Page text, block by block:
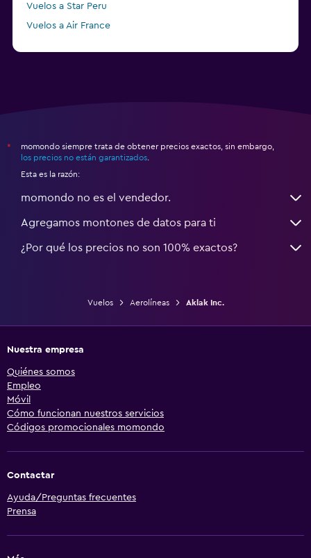
Vuelos a Star Peru
Vuelos a Air France
*
momondo siempre trata de obtener precios exactos, sin embargo,
los precios no están garantizados
Esta es la razón:
momondo no es el vendedor.
Agregamos montones de datos para ti
¿Por qué los precios no son 100% exactos?
Vuelos Aerolíneas Aklak Inc.
Nuestra empresa
Quiénes somos
Empleo
Móvil
Cómo funcionan nuestros servicios
Códigos promocionales momondo
Contactar
Ayuda/Preguntas frecuentes
Prensa